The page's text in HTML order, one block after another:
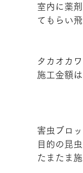
室内に薬
てもらい
タカオカ
施工金額
害虫ブロ
目的の昆
たまたま